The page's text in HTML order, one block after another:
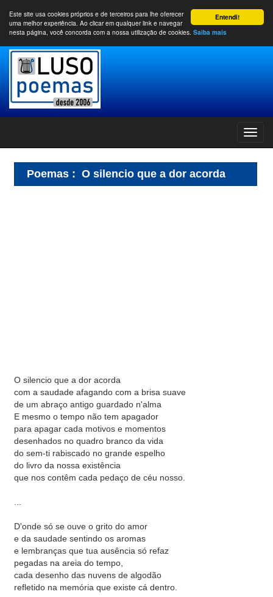
Entendi!
Este site usa cookies próprios e de terceiros para lhe oferecer
uma melhor experiência. Ao clicar em qualquer link e navegar
nesta página, você concorda com a nossa utilização de cookies. Saiba mais
Poemas : O silencio que a dor acorda
O silencio que a dor acorda
com a saudade afagando com a brisa suave
de um abraço antigo guardado n'alma
E mesmo o tempo não tem apagador
para apagar cada motivos e momentos
desenhados no quadro branco da vida
do sem-ti rabiscado no grande espelho
do livro da nossa existência
que nos contêm cada pedaço de céu nosso.
D'onde só se ouve o grito do amor
e da saudade sentindo os aromas
e lembranças que tua ausência só refaz
pegadas na areia do tempo,
cada desenho das nuvens de algodão
refletido na memória que existe cá dentro.